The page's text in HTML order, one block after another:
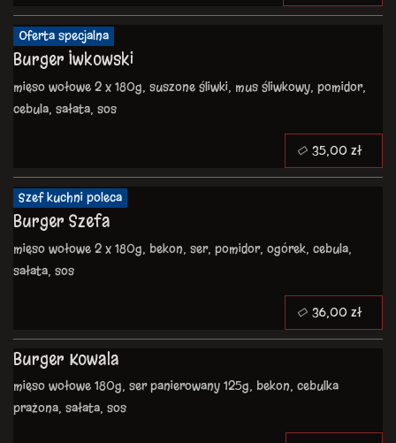
Oferta specjalna
Burger Iwkowski
mięso wołowe 2 x 180g, suszone śliwki, mus śliwkowy, pomidor,
cebula, sałata, sos
Szef kuchni poleca
Burger Szefa
mięso wołowe 2 x 180g, bekon, ser, pomidor, ogórek, cebula,
sałata, sos
Burger Kowala
mięso wołowe 180g, ser panierowany 125g, bekon, cebulka
prażona, sałata, sos